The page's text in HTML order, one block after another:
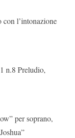
con l’intonazione
n.8 Preludio,
per soprano,